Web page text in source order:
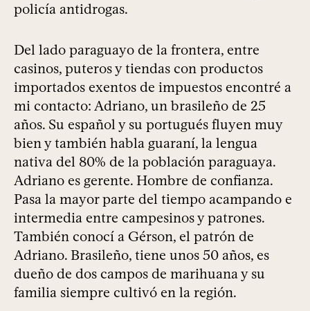
policía antidrogas.
Del lado paraguayo de la frontera, entre
casinos, puteros y tiendas con productos
importados exentos de impuestos encontré a
mi contacto: Adriano, un brasileño de 25
años. Su español y su portugués fluyen muy
bien y también habla guaraní, la lengua
nativa del 80% de la población paraguaya.
Adriano es gerente. Hombre de confianza.
Pasa la mayor parte del tiempo acampando e
intermedia entre campesinos y patrones.
También conocí a Gérson, el patrón de
Adriano. Brasileño, tiene unos 50 años, es
dueño de dos campos de marihuana y su
familia siempre cultivó en la región.